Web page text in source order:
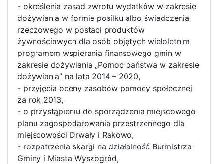
- określenia zasad zwrotu wydatków w zakresie
dożywiania w formie posiłku albo świadczenia
rzeczowego w postaci produktów
żywnościowych dla osób objętych wieloletnim
programem wspierania finansowego gmin w
zakresie dożywiania „Pomoc państwa w zakresie
dożywiania” na lata 2014 – 2020,
- przyjęcia oceny zasobów pomocy społecznej
za rok 2013,
- o przystąpieniu do sporządzenia miejscowego
planu zagospodarowania przestrzennego dla
miejscowości Drwały i Rakowo,
- rozpatrzenia skargi na działalność Burmistrza
Gminy i Miasta Wyszogród,